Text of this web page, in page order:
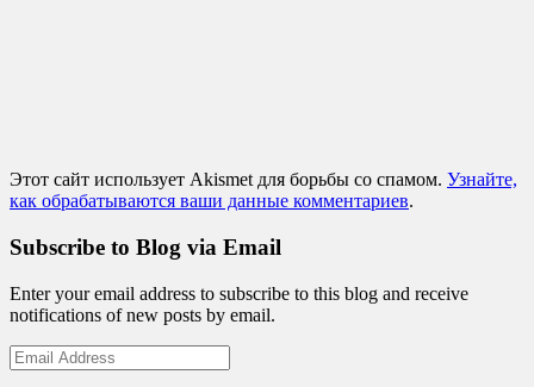
Этот сайт использует Akismet для борьбы со спамом. Узнайте,
как обрабатываются ваши данные комментариев.
Subscribe to Blog via Email
Enter your email address to subscribe to this blog and receive
notifications of new posts by email.
Email
Address